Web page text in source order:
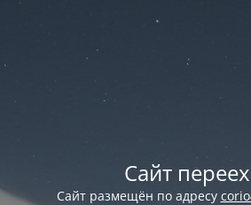
Сайт
Сайт размещён по адресу